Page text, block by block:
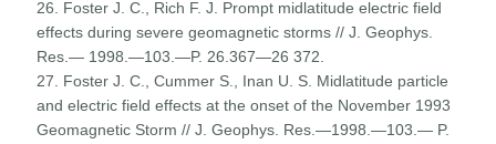
26. Foster J. C., Rich F. J. Prompt midlatitude electric field
effects during severe geomagnetic storms // J. Geophys.
Res.— 1998.—103.—P. 26.367—26 372.
27. Foster J. C., Cummer S., Inan U. S. Midlatitude particle
and electric field effects at the onset of the November 1993
Geomagnetic Storm // J. Geophys. Res.—1998.—103.— P.